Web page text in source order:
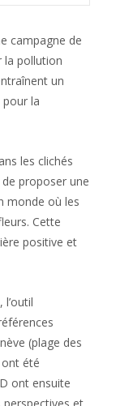
campagne de
la pollution
un
la
les clichés
proposer une
monde où les
Cette
positive et
(plage des
ont été
ont ensuite